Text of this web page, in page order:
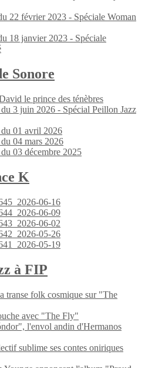
22 février 2023 - Spéciale Woman
18 janvier 2023 - Spéciale
Sonore
le prince des ténèbres
3 juin 2026 - Spécial Peillon Jazz
01 avril 2026
04 mars 2026
03 décembre 2025
K
06-16
06-09
06-02
05-26
05-19
à FIP
transe folk cosmique sur "The
avec "The Fly"
l'envol andin d'Hermanos
sublime ses contes oniriques